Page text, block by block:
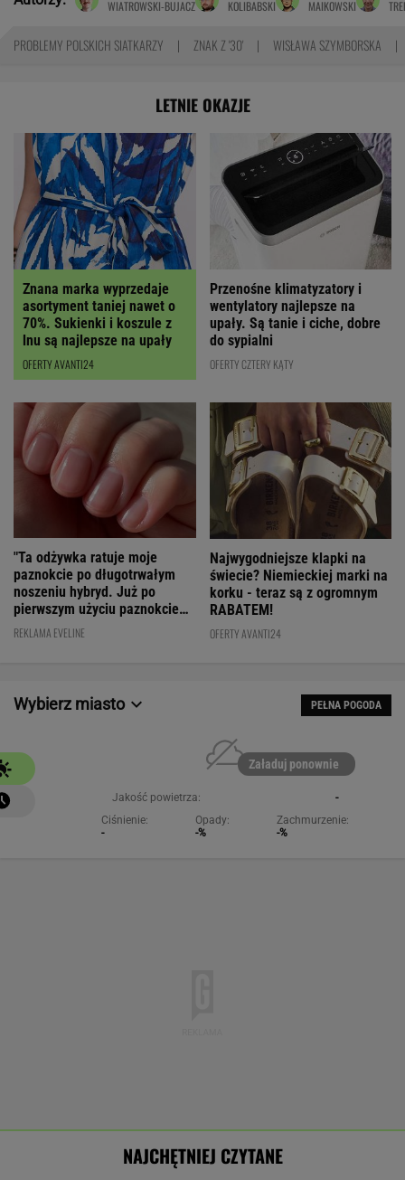
WIATROWSKI-BUJACZ
KOLIBABSKI
MAIKOWSKI
PROBLEMY POLSKICH SIATKARZY ZNAK Z '30' WISŁAWA SZYMBORSKA
LETNIE OKAZJE
Znana marka wyprzedaje
asortyment taniej nawet o
70%. Sukienki i koszule z
lnu są najlepsze na upały
OFERTY AVANTI24
Przenośne klimatyzatory i
wentylatory najlepsze na
upały. Są tanie i ciche, dobre
do sypialni
OFERTY CZTERY KĄTY
"Ta odżywka ratuje moje
paznokcie po długotrwałym
noszeniu hybryd. Już po
pierwszym użyciu paznokcie
są utwardzone"
REKLAMA EVELINE
Najwygodniejsze klapki na
świecie? Niemieckiej marki na
korku - teraz są z ogromnym
RABATEM!
OFERTY AVANTI24
Wybierz miasto PEŁNA POGODA
Załaduj ponownie
Jakość powietrza:
-
Ciśnienie:
-
Opady:
-%
Zachmurzenie:
-%
NAJCHĘTNIEJ CZYTANE